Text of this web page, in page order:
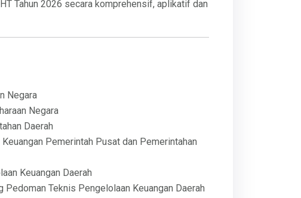
Tahun 2026 secara komprehensif, aplikatif dan
Negara
Negara
Daerah
Pemerintah Pusat dan Pemerintahan
Keuangan Daerah
Pedoman Teknis Pengelolaan Keuangan Daerah